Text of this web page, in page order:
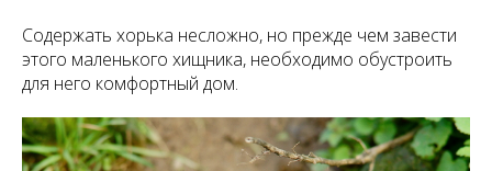
Содержать хорька несложно, но прежде чем завести
этого маленького хищника, необходимо обустроить
для него комфортный дом.